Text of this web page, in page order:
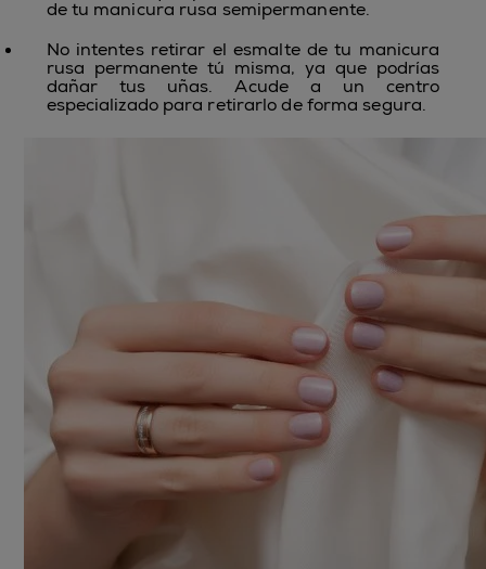
de tu manicura rusa semipermanente.
No intentes retirar el esmalte de tu manicura
rusa permanentetú misma, ya que podrías
dañar tus uñas. Acude a un centro
especializado para retirarlo de forma segura.